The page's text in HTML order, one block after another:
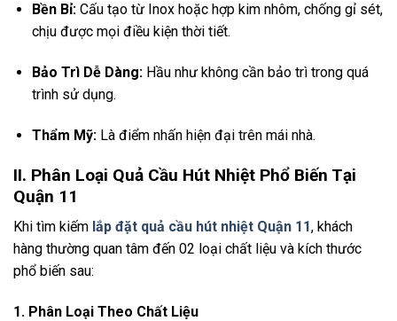
Bền Bỉ:Cấu tạo từ Inox hoặc hợp kim nhôm, chống gỉ sét,
chịu được mọi điều kiện thời tiết.
Bảo Trì Dễ Dàng:Hầu như không cần bảo trì trong quá
trình sử dụng.
Thẩm Mỹ:Là điểm nhấn hiện đại trên mái nhà.
II. Phân Loại Quả Cầu Hút Nhiệt Phổ Biến Tại
Quận 11
Khi tìm kiếm lắp đặt quả cầu hút nhiệt Quận 11, khách
hàng thường quan tâm đến 02 loại chất liệu và kích thước
phổ biến sau:
1. Phân Loại Theo Chất Liệu